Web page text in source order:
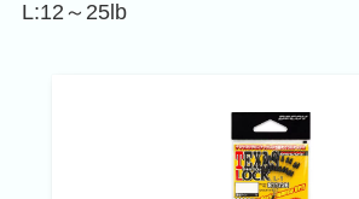
L:12～25lb